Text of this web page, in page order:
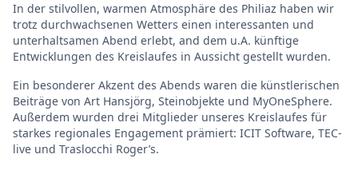
In der stilvollen, warmen Atmosphäre des Philiaz haben wir
trotz durchwachsenen Wetters einen interessanten und
unterhaltsamen Abend erlebt, and dem u.A. künftige
Entwicklungen des Kreislaufes in Aussicht gestellt wurden.
Ein besonderer Akzent des Abends waren die künstlerischen
Beiträge von Art Hansjörg, Steinobjekte und MyOneSphere.
Außerdem wurden drei Mitglieder unseres Kreislaufes für
starkes regionales Engagement prämiert: ICIT Software, TEC-
live und Traslocchi Roger’s.